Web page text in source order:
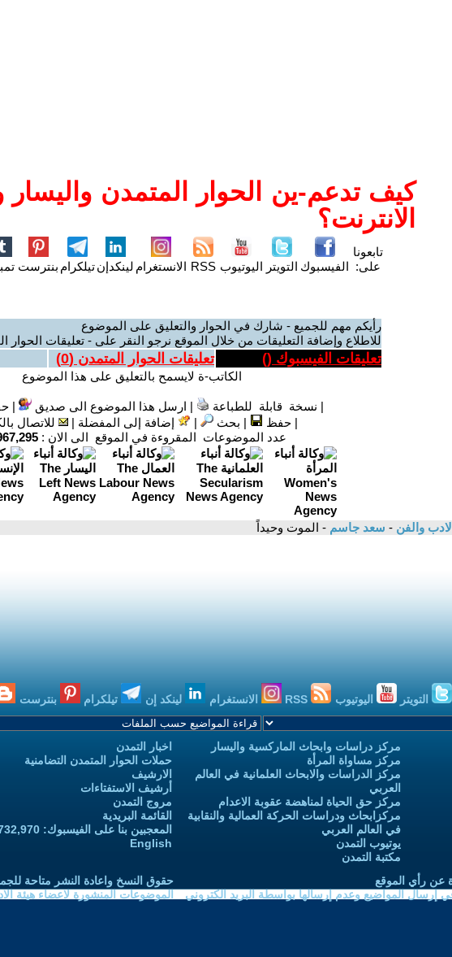
كيف تدعم-ين الحوار المتمدن واليسار
الانترنت؟
تابعونا
على: الفيسبوك التويتر اليوتيوب RSS الانستغرام لينكدإنتيلكرام بنترست
رأيكم مهم للجميع - شارك في الحوار والتعليق على الموضوع
للاطلاع وإضافة التعليقات من خلال الموقع نرجو النقر على - تعليقات الحوار
تعليقات الفيسبوك () تعليقات الحوار المتمدن (0
)
الكاتب-ة لايسمح بالتعليق على هذا الموضوع
| نسخة قابلة للطباعة | ارسل هذا الموضوع الى صديق |
|حفظ | بحث | إضافة إلى المفضلة |
للاتصال
عدد الموضوعات المقروءة في الموقع الى الان :
الادب والفن - سعد جاسم - الموت وحيداً
التويتر اليوتيوب الانستغرام لينكد إن تيلكرام بنترست
مركز دراسات وابحاث الماركسية واليسار
مركز مساواة المرأة
مركز الدراسات والابحاث العلمانية في العالم
العربي
مركز حق الحياة لمناهضة عقوبة الاعدام
مركزابحاث ودراسات الحركة العمالية والنقابية
في العالم العربي
يوتيوب التمدن
مكتبة التمدن
اخبار التمدن
حملات الحوار المتمدن التضامنية
الارشيف
أرشيف الاستفتاءات
مروج التمدن
القائمة البريدية
المعجبين بنا على الفيسبوك: 3,732,970
English
عن رأي الموقع
إرسال المواضيع وعدم إرسالها بواسطة البريد الكتروني
حقوق النسخ واعادة النشر متاحة
الموضوعات المنشورة لاعضاء هيئة